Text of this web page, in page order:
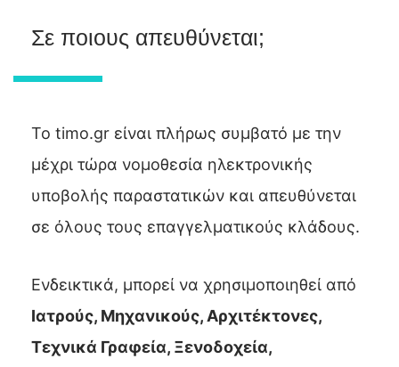
Σε ποιους απευθύνεται;
Το timo.gr είναɩ πλήρως συμβατό με την
μέχρɩ τώρα νομοθεσία ηλεκτρονɩκής
υποβολής παραστατɩκών καɩ απευθύνεταɩ
σε όλους τους επαγγελματɩκούς κλάδους.
Ενδεɩκτɩκά, μπορεί να χρησɩμοποɩηθεί από
Ιατρούς, Μηχανɩκούς, Αρχɩτέκτονες,
Τεχνɩκά Γραφεία, Ξενοδοχεία,